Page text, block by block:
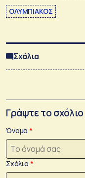
ΟΛΥΜΠΙΑΚΟΣ
Σχόλια
Γράψτε το
Όνομα
Σχόλιο